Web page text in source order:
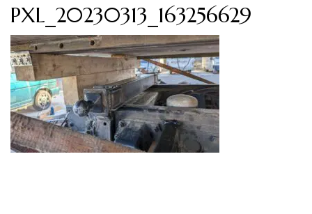
PXL_20230313_163256629